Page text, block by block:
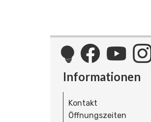
Informationen
Kontakt
Öffnungszeiten